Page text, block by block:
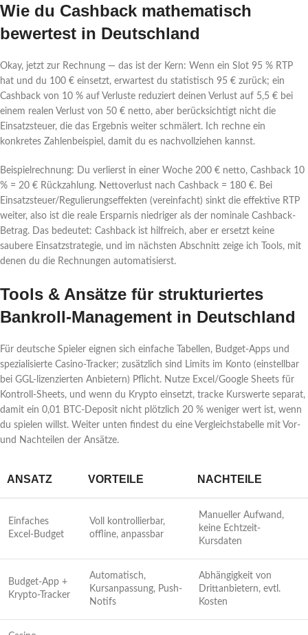
Wie du Cashback mathematisch
bewertest in Deutschland
Okay, jetzt zur Rechnung — das ist der Kern: Wenn ein Slot 95 % RTP
hat und du 100 € einsetzt, erwartest du statistisch 95 € zurück; ein
Cashback von 10 % auf Verluste reduziert deinen Verlust auf 5,5 € bei
einem realen Verlust von 50 € netto, aber berücksichtigt nicht die
Einsatzsteuer, die das Ergebnis weiter schmälert. Ich rechne ein
konkretes Zahlenbeispiel, damit du es nachvollziehen kannst.
Beispielrechnung: Du verlierst in einer Woche 200 € netto, Cashback 10
% = 20 € Rückzahlung. Nettoverlust nach Cashback = 180 €. Bei
Einsatzsteuer/Regulierungseffekten (vereinfacht) sinkt die effektive RTP
weiter, also ist die reale Ersparnis niedriger als der nominale Cashback-
Betrag. Das bedeutet: Cashback ist hilfreich, aber er ersetzt keine
saubere Einsatzstrategie, und im nächsten Abschnitt zeige ich Tools, mit
denen du die Rechnungen automatisierst.
Tools & Ansätze für strukturiertes
Bankroll-Management in Deutschland
Für deutsche Spieler eignen sich einfache Tabellen, Budget-Apps und
spezialisierte Casino-Tracker; zusätzlich sind Limits im Konto (einstellbar
bei GGL-lizenzierten Anbietern) Pflicht. Nutze Excel/Google Sheets für
Kontroll-Sheets, und wenn du Krypto einsetzt, tracke Kurswerte separat,
damit ein 0,01 BTC-Deposit nicht plötzlich 20 % weniger wert ist, wenn
du spielen willst. Weiter unten findest du eine Vergleichstabelle mit Vor-
und Nachteilen der Ansätze.
ANSATZ VORTEILE NACHTEILE
Einfaches
Excel-Budget
Voll kontrollierbar,
offline, anpassbar
Manueller Aufwand,
keine Echtzeit-
Kursdaten
Budget-App +
Krypto-Tracker
Automatisch,
Kursanpassung, Push-
Notifs
Abhängigkeit von
Drittanbietern, evtl.
Kosten